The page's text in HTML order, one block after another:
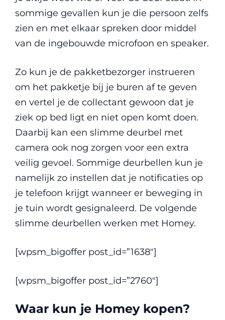
sommige gevallen kun je die persoon zelfs
zien en met elkaar spreken door middel
van de ingebouwde microfoon en speaker.
Zo kun je de pakketbezorger instrueren
om het pakketje bij je buren af te geven
en vertel je de collectant gewoon dat je
ziek op bed ligt en niet open komt doen.
Daarbij kan een slimme deurbel met
camera ook nog zorgen voor een extra
veilig gevoel. Sommige deurbellen kun je
namelijk zo instellen dat je notificaties op
je telefoon krijgt wanneer er beweging in
je tuin wordt gesignaleerd. De volgende
slimme deurbellen werken met Homey.
[wpsm_bigoffer post_id=”1638″]
[wpsm_bigoffer post_id=”2760″]
Waar kun je Homey kopen?